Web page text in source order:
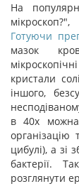
На
Готуючи
мазок
кристали
іншого,
в 40х можна
цибулі), а зі
бактерії.
розглянути